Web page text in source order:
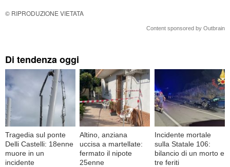
© RIPRODUZIONE VIETATA
Content sponsored by Outbrain
Di tendenza oggi
Tragedia sul ponte
Delli Castelli: 18enne
muore in un
incidente
Altino, anziana
uccisa a martellate:
fermato il nipote
25enne
Incidente mortale
sulla Statale 106:
bilancio di un morto e
tre feriti